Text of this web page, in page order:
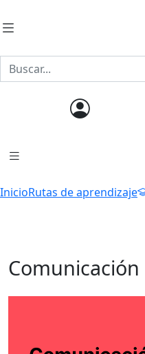
InicioRutas de aprendizaje
Comunicación